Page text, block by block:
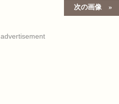
次の画像
advertisement